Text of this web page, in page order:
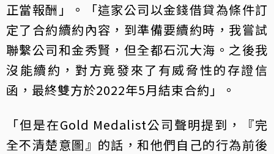
正當報酬」。「這家公司以金錢借貸為條件訂
定了合約續約內容，到準備要續約時，我嘗試
聯繫公司和金秀賢，但全都石沉大海。之後我
沒能續約，對方竟發來了有威脅性的存證信
函，最終雙方於2022年5月結束合約」。
「但是在Gold Medalist公司聲明提到，『完
全不清楚意圖』的話，和他們自己的行為前後